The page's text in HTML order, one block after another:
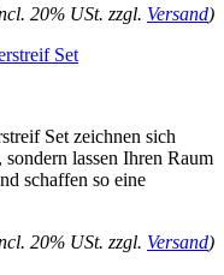
20% USt. zzgl. Versand)
Set
Set zeichnen sich
lassen Ihren Raum
schaffen so eine
20% USt. zzgl. Versand)